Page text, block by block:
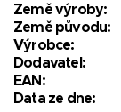
Země výroby:
Země původu:
Výrobce:
Dodavatel:
EAN:
Data ze dne: